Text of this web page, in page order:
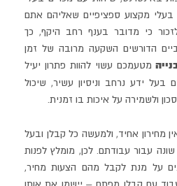
בעלי מקצוע ספציפיים שאליהם אתם
כי מדובר בענף רחב היקף, כך
הדורשים השקעה מרובה של זמן
מטעמכם עשוי להוות פתרון יעיל
ידע נרחב וניסיון עשיר, שיכול
ולשמירה על איכות בו זמנית.
מחירון אחיד, ולמעשה כל קבלן ובעל
עבור עבודתם. לכן, מומלץ לפנות
על מנת לקבל מהם הצעות מחיר,